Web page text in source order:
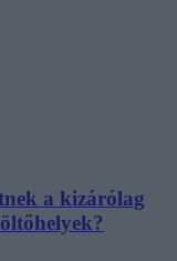
a kizárólag